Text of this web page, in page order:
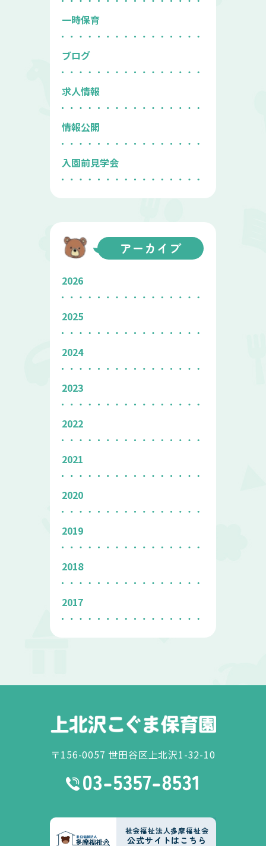
一時保育
ブログ
求人情報
情報公開
入園前見学会
アーカイブ
2026
2025
2024
2023
2022
2021
2020
2019
2018
2017
〒156-0057 世田谷区上北沢1-32-10
社会福祉法人多摩福祉会
公式サイトはこちら